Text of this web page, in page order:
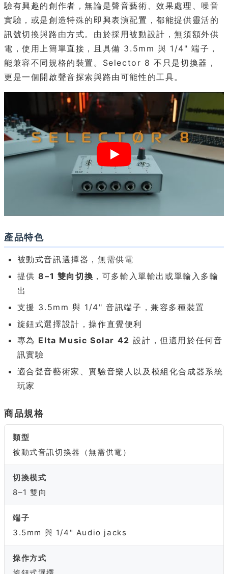
驗有興趣的創作者，無論是聲音藝術、效果處理、噪音
實驗，或是創造特殊的即興表演配置，都能提供靈活的
訊號切換與路由方式。由於採用被動設計，無須額外供
電，使用上簡單直接，且具備 3.5mm 與 1/4" 端子，
能兼容不同規格的裝置。Selector 8 不只是切換器，
更是一個開啟聲音探索與路由可能性的工具。
產品特色
被動式音訊選擇器，無需供電
提供8–1 雙向切換 ，可多輸入單輸出或單輸入多輸
出
支援 3.5mm 與 1/4" 音訊端子，兼容多種裝置
旋鈕式選擇設計，操作直覺便利
專為 Elta Music Solar 42 設計，但適用於任何音
訊實驗
適合聲音藝術家、實驗音樂人以及模組化合成器系統
玩家
商品規格
類型
被動式音訊切換器（無需供電）
切換模式
8–1 雙向
端子
3.5mm 與 1/4" Audio jacks
操作方式